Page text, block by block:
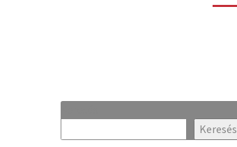
Keresés